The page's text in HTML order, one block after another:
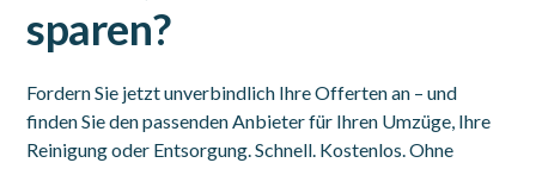
sparen?
Fordern Sie jetzt unverbindlich Ihre Offerten an – und
finden Sie den passenden Anbieter für Ihren Umzüge, Ihre
Reinigung oder Entsorgung. Schnell. Kostenlos. Ohne